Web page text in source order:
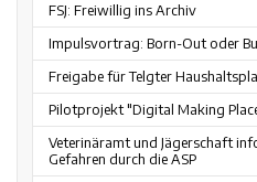
FSJ: Freiwillig ins Archiv
Impulsvortrag: Born-Out oder
Freigabe für Telgter
Pilotprojekt "Digital Making
Veterinäramt und Jägerschaft
Gefahren durch die ASP